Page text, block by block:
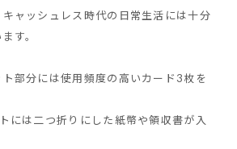
ャッシュレス時代の日常生活には十分
す。
部分には使用頻度の高いカード3枚を
には二つ折りにした紙幣や領収書が入